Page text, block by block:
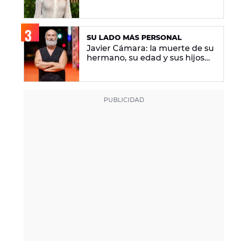
SU LADO MÁS PERSONAL
Javier Cámara: la muerte de su
hermano, su edad y sus hijos